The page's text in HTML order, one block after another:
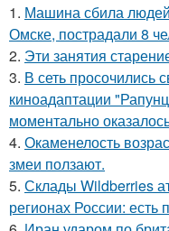
1. Машина сбила
Омске, пострадали 8
2. Эти занятия
3. В сеть просочились
киноадаптации
моментально
4. Окаменелость
змеи ползают.
5. Склады Wildberries
регионах России: есть